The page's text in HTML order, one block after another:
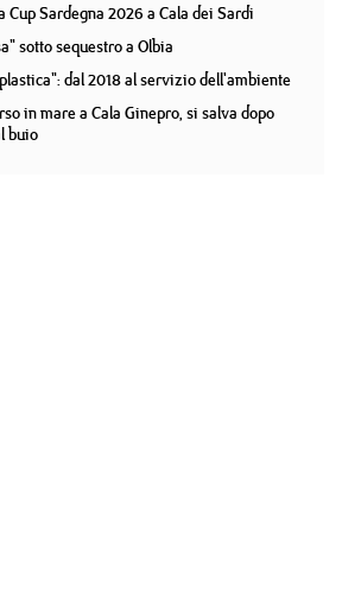
Cup Sardegna 2026 a Cala dei Sardi
sotto sequestro a Olbia
dal 2018 al servizio dell'ambiente
in mare a Cala Ginepro, si salva dopo
buio